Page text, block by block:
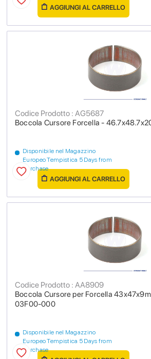
AGGIUNGI AL CARRELLO
Boccola Cursore Forcella -
Codice Prodotto : AG5687
Disponibile nel Magazzino
Europeo Tempistica 5 Days from
purchase
AGGIUNGI AL CARRELLO
Boccola Cursore per Forcella
03F00-000
Codice Prodotto : AA8909
Disponibile nel Magazzino
Europeo Tempistica 5 Days from
purchase